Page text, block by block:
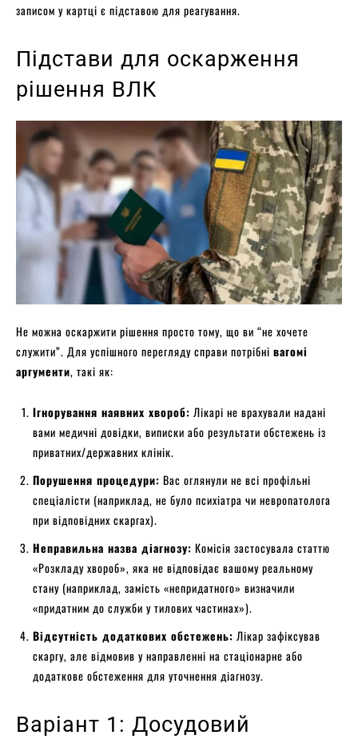
записом у картці є підставою для реагування.
Підстави для оскарження
рішення ВЛК
Не можна оскаржити рішення просто тому, що ви “не хочете
служити”. Для успішного перегляду справи потрібні вагомі
аргументи, такі як:
Ігнорування наявних хвороб: Лікарі не врахували надані
вами медичні довідки, виписки або результати обстежень із
приватних/державних клінік.
Порушення процедури: Вас оглянули не всі профільні
спеціалісти (наприклад, не було психіатра чи невропатолога
при відповідних скаргах).
Неправильна назва діагнозу: Комісія застосувала статтю
«Розкладу хвороб», яка не відповідає вашому реальному
стану (наприклад, замість «непридатного» визначили
«придатним до служби у тилових частинах»).
Відсутність додаткових обстежень: Лікар зафіксував
скаргу, але відмовив у направленні на стаціонарне або
додаткове обстеження для уточнення діагнозу.
Варіант 1: Досудовий